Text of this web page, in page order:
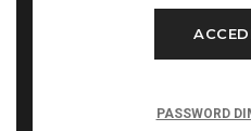
PASSWORD